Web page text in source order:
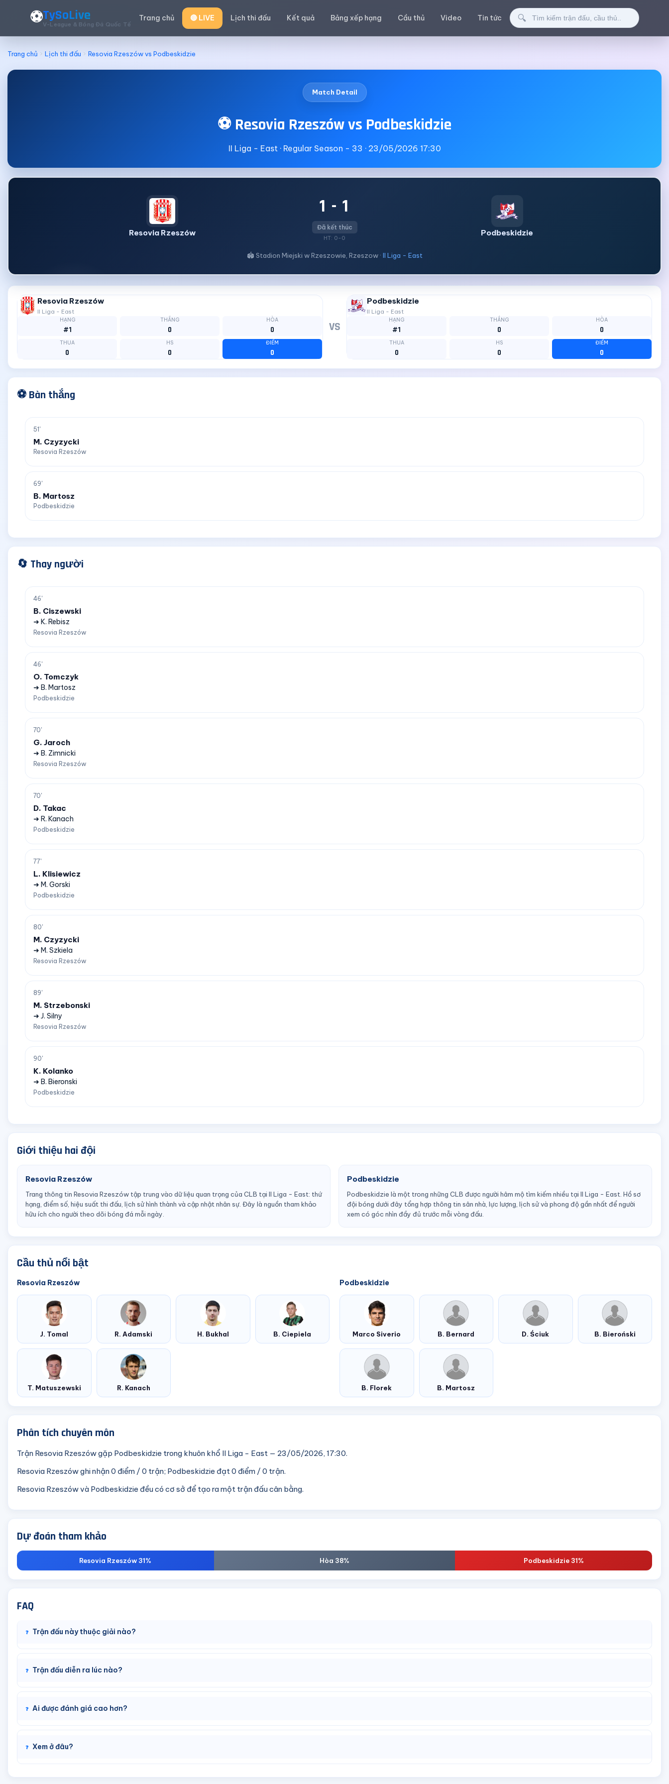
⚽TySoLive
V-League & Bóng Đá Quốc Tế
Trang chủ 🔴 LIVE Lịch thi đấu Kết quả Bảng xếp hạng Cầu thủ Video Tin tức Tìm kiếm
🔍
Trang chủ Lịch thi đấu Resovia Rzeszów vs Podbeskidzie
Match Detail
⚽ Resovia Rzeszów vs Podbeskidzie
II Liga - East · Regular Season - 33 · 23/05/2026 17:30
Resovia Rzeszów
1 - 1
Đã kết thúc
HT: 0-0
Podbeskidzie
🏟 Stadion Miejski w Rzeszowie, Rzeszow · II Liga - East
Resovia Rzeszów
II Liga - East
HẠNG
#1
THẮNG
0
HÒA
0
THUA
0
HS
0
ĐIỂM
0
VS
Podbeskidzie
II Liga - East
HẠNG
#1
THẮNG
0
HÒA
0
THUA
0
HS
0
ĐIỂM
0
⚽ Bàn thắng
51'
M. Czyzycki
Resovia Rzeszów
69'
B. Martosz
Podbeskidzie
🔄 Thay người
46'
B. Ciszewski
➜ K. Rebisz
Resovia Rzeszów
46'
O. Tomczyk
➜ B. Martosz
Podbeskidzie
70'
G. Jaroch
➜ B. Zimnicki
Resovia Rzeszów
70'
D. Takac
➜ R. Kanach
Podbeskidzie
77'
L. Klisiewicz
➜ M. Gorski
Podbeskidzie
80'
M. Czyzycki
➜ M. Szkiela
Resovia Rzeszów
89'
M. Strzebonski
➜ J. Silny
Resovia Rzeszów
90'
K. Kolanko
➜ B. Bieronski
Podbeskidzie
Giới thiệu hai đội
Resovia Rzeszów
Trang thông tin Resovia Rzeszów tập trung vào dữ liệu quan trọng của CLB tại II Liga - East: thứ
hạng, điểm số, hiệu suất thi đấu, lịch sử hình thành và cập nhật nhân sự. Đây là nguồn tham khảo
hữu ích cho người theo dõi bóng đá mỗi ngày.
Podbeskidzie
Podbeskidzie là một trong những CLB được người hâm mộ tìm kiếm nhiều tại II Liga - East. Hồ sơ
đội bóng dưới đây tổng hợp thông tin sân nhà, lực lượng, lịch sử và phong độ gần nhất để người
xem có góc nhìn đầy đủ trước mỗi vòng đấu.
Cầu thủ nổi bật
Resovia Rzeszów
J. Tomal R. Adamski H. Bukhal B. Ciepiela
T. Matuszewski R. Kanach
Podbeskidzie
Marco Siverio B. Bernard D. Ściuk B. Bieroński
B. Florek B. Martosz
Phân tích chuyên môn
Trận Resovia Rzeszów gặp Podbeskidzie trong khuôn khổ II Liga - East — 23/05/2026, 17:30.
Resovia Rzeszów ghi nhận 0 điểm / 0 trận; Podbeskidzie đạt 0 điểm / 0 trận.
Resovia Rzeszów và Podbeskidzie đều có cơ sở để tạo ra một trận đấu cân bằng.
Dự đoán tham khảo
Resovia Rzeszów 31% Hòa 38% Podbeskidzie 31%
FAQ
Trận đấu này thuộc giải nào?
Trận đấu diễn ra lúc nào?
Ai được đánh giá cao hơn?
Xem ở đâu?